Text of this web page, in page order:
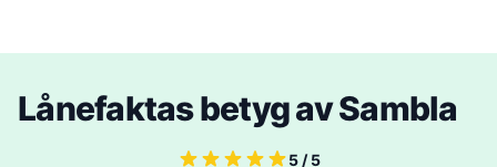
Lånefaktas betyg av Sambla
5 / 5